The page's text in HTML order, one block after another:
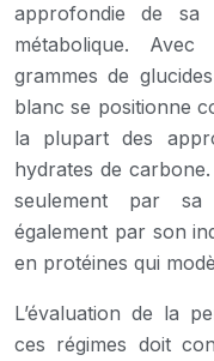
approfondie de sa
métabolique.
grammes de
blanc se positionne
la plupart des
hydrates de
seulement par sa
également par son
en protéines qui
L’évaluation de la
ces régimes doit